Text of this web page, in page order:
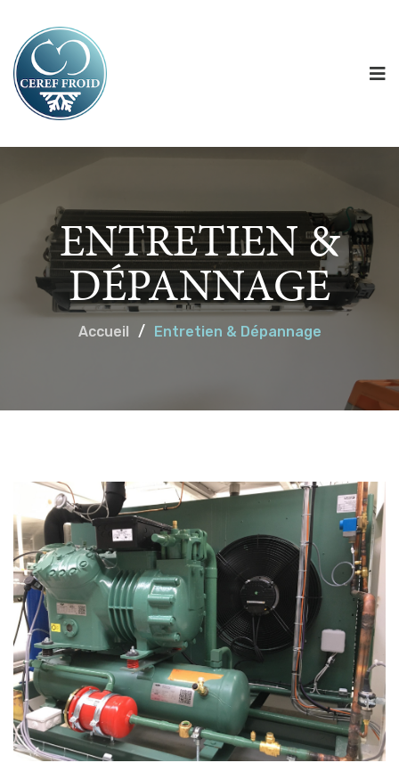
ENTRETIEN &
DÉPANNAGE
Accueil / Entretien & Dépannage